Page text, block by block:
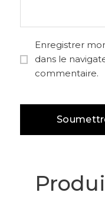
Enregistrer
dans le
commentaire.